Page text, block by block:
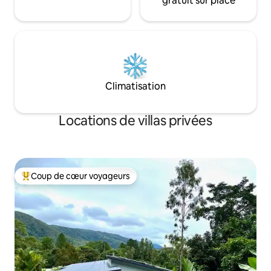
Climatisation
Locations de villas privées
Coups de cœur voyageurs les plus appréciés
Coup de cœur voyageurs